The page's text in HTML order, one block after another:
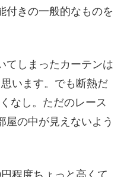
付きの一般的なものを
てしまったカーテンは
います。でも断熱だ
なし。ただのレース
屋の中が見えないよう